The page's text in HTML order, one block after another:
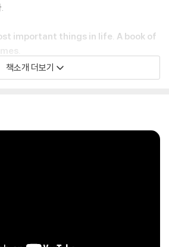
important things in life. A book of
four unlikely friends, discover their
illustrations and new ones too.
boy, the mole, the fox and the hors
책소개 더보기